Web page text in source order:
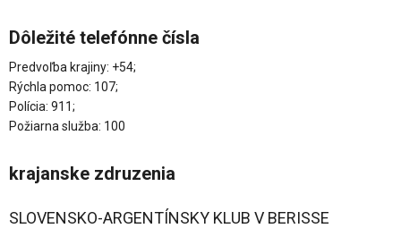
Dôležité telefónne čísla
Predvoľba krajiny: +54;
Rýchla pomoc: 107;
Polícia: 911;
Požiarna služba: 100
krajanske zdruzenia
SLOVENSKO-ARGENTÍNSKY KLUB V BERISSE